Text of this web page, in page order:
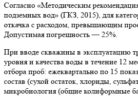
Согласно «Методическим
подземных вод» (ГКЗ, 2015), для
откачка с расходом, превышающим
Допустимая погрешность — 25%.
При вводе скважины в эксплуатацию
уровня и качества воды в течение 12
отбора проб: ежеквартально по 15
состав (сухой остаток, хлориды,
микробиология (общие колиформные